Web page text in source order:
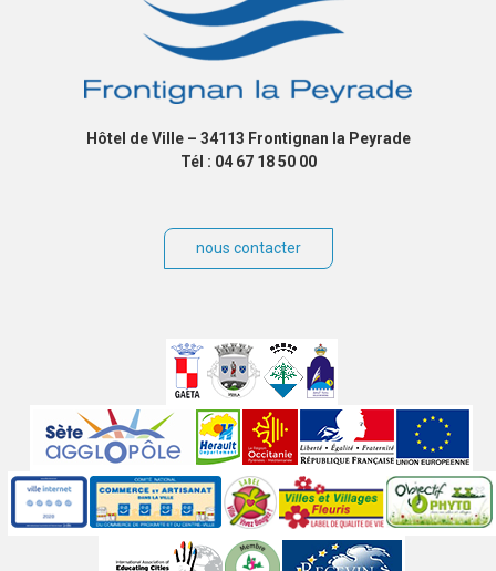
Hôtel de Ville – 34113 Frontignan la Peyrade
Tél : 04 67 18 50 00
nous contacter
partenaires
Labels